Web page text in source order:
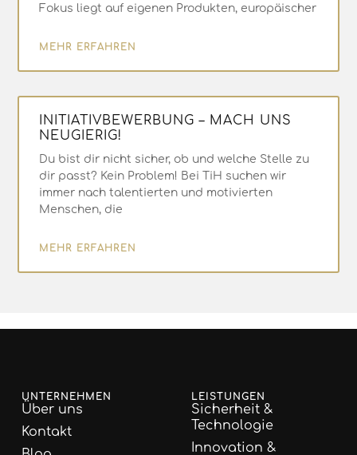
Fokus liegt auf eigenen Produkten, europäischer
MEHR ERFAHREN
INITIATIVBEWERBUNG – MACH UNS
NEUGIERIG!
Du bist dir nicht sicher, ob und welche Stelle zu
dir passt? Kein Problem! Bei TiH suchen wir
immer nach talentierten und motivierten
Menschen, die
MEHR ERFAHREN
UNTERNEHMEN
Über uns
Kontakt
LEISTUNGEN
Sicherheit &
Technologie
Innovation &